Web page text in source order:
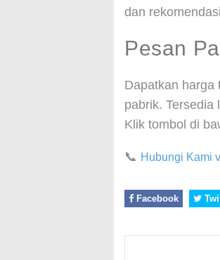
dan
Pesan
Dapatkan harga
pabrik. Tersedia
Klik tombol di
📞 Hubungi Kami
Facebook